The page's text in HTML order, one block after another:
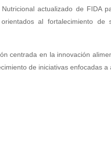
actualizado de FIDA
al fortalecimiento de
centrada en la innovación
de iniciativas enfocadas